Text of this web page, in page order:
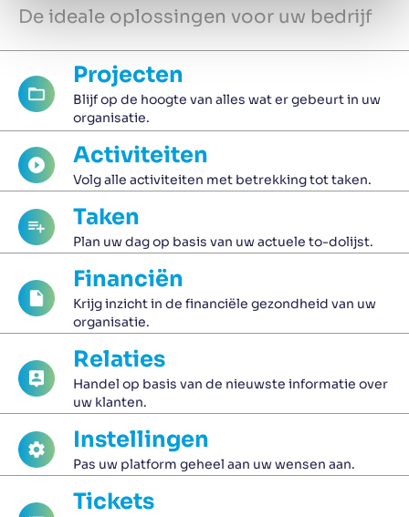
De ideale oplossingen voor uw bedrijf
Projecten
Blijf op de hoogte van alles wat er gebeurt in uw
organisatie.
Activiteiten
Volg alle activiteiten met betrekking tot taken.
Taken
Plan uw dag op basis van uw actuele to-dolijst.
Financiën
Krijg inzicht in de financiële gezondheid van uw
organisatie.
Relaties
Handel op basis van de nieuwste informatie over
uw klanten.
Instellingen
Pas uw platform geheel aan uw wensen aan.
Tickets